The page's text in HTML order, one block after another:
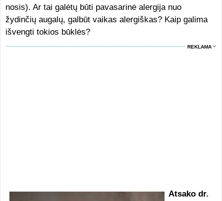
nosis). Ar tai galėtų būti pavasarinė alergija nuo
žydinčių augalų, galbūt vaikas alergiškas? Kaip galima
išvengti tokios būklės?
REKLAMA
Atsako dr.